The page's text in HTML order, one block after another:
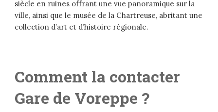
siècle en ruines offrant une vue panoramique sur la
ville, ainsi que le musée de la Chartreuse, abritant une
collection d’art et d’histoire régionale.
Comment la contacter
Gare de Voreppe ?